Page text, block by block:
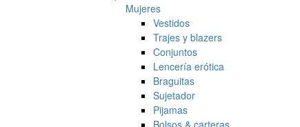
Mujeres
Vestidos
Trajes y blazers
Conjuntos
Lencería erótica
Braguitas
Sujetador
Pijamas
Bolsos & carteras